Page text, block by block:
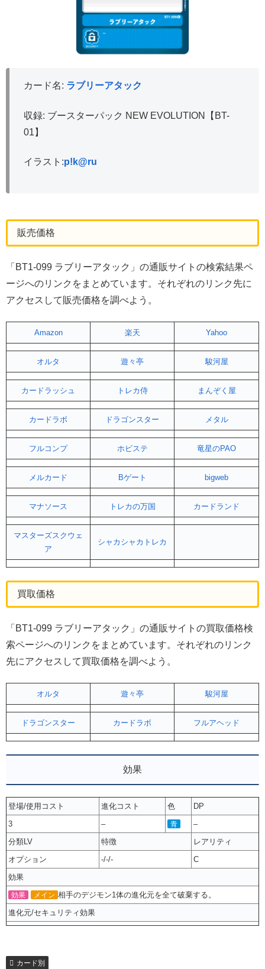
カード名: ラブリーアタック
収録: ブースターパック NEW EVOLUTION【BT-
01】
イラスト:p!k@ru
販売価格
「BT1-099 ラブリーアタック」の通販サイトの検索結果ペ
ージへのリンクをまとめています。それぞれのリンク先に
アクセスして販売価格を調べよう。
Amazon 楽天 Yahoo
オルタ 遊々亭 駿河屋
カードラッシュ トレカ侍 まんぞく屋
カードラボ ドラゴンスター メタル
フルコンプ ホビステ 竜星のPAO
メルカード Bゲート bigweb
マナソース トレカの万国 カードランド
マスターズスクウェ
ア
シャカシャカトレカ
買取価格
「BT1-099 ラブリーアタック」の通販サイトの買取価格検
索ページへのリンクをまとめています。それぞれのリンク
先にアクセスして買取価格を調べよう。
オルタ 遊々亭 駿河屋
ドラゴンスター カードラボ フルアヘッド
効果
登場/使用コスト 進化コスト 色
DP
3
– 青
–
分類LV
特徴
レアリティ
オプション
-/-/-
C
効果
効果 メイン 相手のデジモン1体の進化元を全て破棄する。
進化元/セキュリティ効果
カード別